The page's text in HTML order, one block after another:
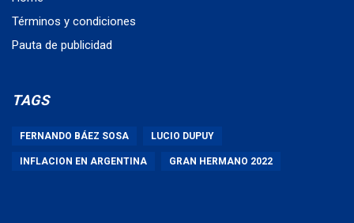
Términos y condiciones
Pauta de publicidad
TAGS
FERNANDO BÁEZ SOSA LUCIO DUPUY
INFLACION EN ARGENTINA GRAN HERMANO 2022